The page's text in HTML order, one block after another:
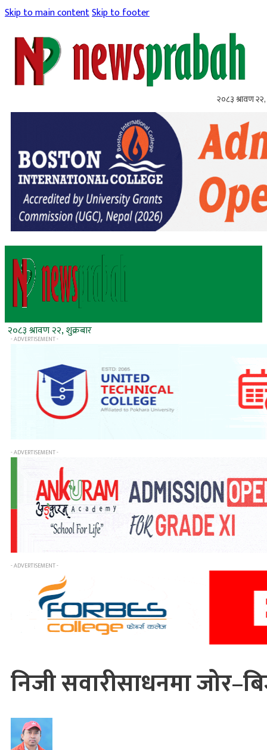
Skip to main contentSkip to footer
२०८३ श्रावण २२,
२०८३ श्रावण २२, शुक्रबार
- ADVERTISEMENT -
- ADVERTISEMENT -
- ADVERTISEMENT -
निजी सवारीसाधनमा